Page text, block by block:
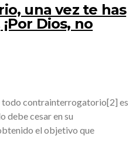
una vez te has
Dios, no
todo contrainterrogatorio[2] es
debe cesar en su
el objetivo que